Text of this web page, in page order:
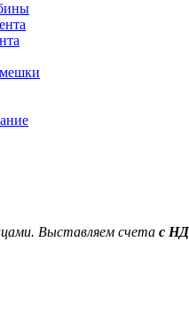
Выставляем счета с